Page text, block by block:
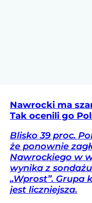
Nawrocki ma
Tak ocenili go
Blisko 39 proc.
że ponownie
Nawrockiego w
wynika z
„Wprost”. Grupa
jest liczniejsza.